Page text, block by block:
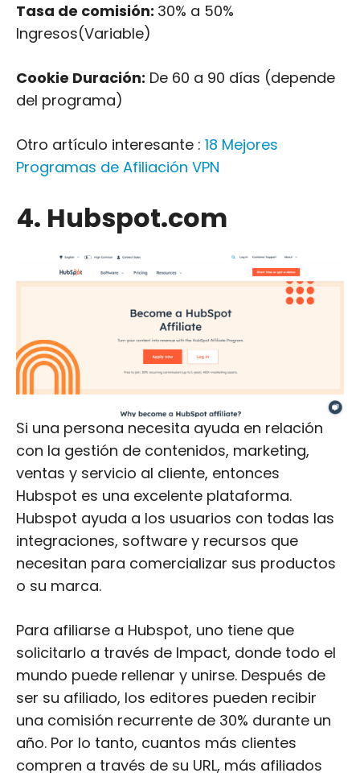
Tasa de comisión: 30% a 50%
Ingresos(Variable)
Cookie Duración: De 60 a 90 días (depende
del programa)
Otro artículo interesante : 18 Mejores
Programas de Afiliación VPN
4. Hubspot.com
Si una persona necesita ayuda en relación
con la gestión de contenidos, marketing,
ventas y servicio al cliente, entonces
Hubspot es una excelente plataforma.
Hubspot ayuda a los usuarios con todas las
integraciones, software y recursos que
necesitan para comercializar sus productos
o su marca.
Para afiliarse a Hubspot, uno tiene que
solicitarlo a través de Impact, donde todo el
mundo puede rellenar y unirse. Después de
ser su afiliado, los editores pueden recibir
una comisión recurrente de 30% durante un
año. Por lo tanto, cuantos más clientes
compren a través de su URL, más afiliados